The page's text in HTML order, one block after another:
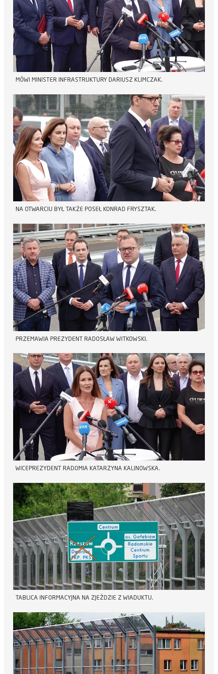
MÓWI MINISTER INFRASTRUKTURY DARIUSZ KLIMCZAK.
NA OTWARCIU BYŁ TAKŻE POSEŁ KONRAD FRYSZTAK.
PRZEMAWIA PREZYDENT RADOSŁAW WITKOWSKI.
WICEPREZYDENT RADOMIA KATARZYNA KALINOWSKA.
TABLICA INFORMACYJNA NA ZJEŹDZIE Z WIADUKTU.